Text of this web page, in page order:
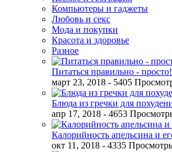
Компьютеры и гаджеты
Любовь и секс
Мода и покупки
Красота и здоровье
Разное
Питаться правильно - просто!
март 23, 2018 - 5405
Блюда из гречки для
апр 17, 2018 - 4653
Калорийность апельсина и
окт 11, 2018 - 4335